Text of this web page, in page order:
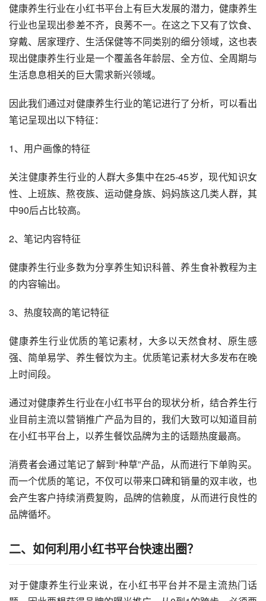
健康养生行业在小红书平台上有巨大发展的潜力，健康养生
行业也呈现出参差不齐，良莠不一。在这之下又有了饮食、
穿戴、居家理疗、生活保健等不同类别的细分领域，这也表
现出健康养生行业是一个覆盖各年龄层、全方位、全周期与
生活息息相关的巨大需求新兴领域。
因此我们通过对健康养生行业的笔记进行了分析，可以看出
笔记呈现出以下特征：
1、用户画像的特征
关注健康养生行业的人群大多集中在25-45岁，现代知识女
性、上班族、熬夜族、运动健身族、妈妈族这几类人群，其
中90后占比较高。
2、笔记内容特征
健康养生行业多数为分享养生知识科普、养生食补教程为主
的内容输出。
3、热度较高的笔记特征
健康养生行业优质的笔记素材，大多以天然食材、原生感
强、简单易学、养生餐饮为主。优质笔记素材大多发布在晚
上时间段。
通过对健康养生行业在小红书平台的现状分析，结合养生行
业目前主流以营销推广产品为目的，我们大致可以知道目前
在小红书平台上，以养生餐饮品牌为主的话题热度最高。
消费者会通过笔记了解到“种草”产品，从而进行下单购买。
而一个优质的笔记，不仅可以带来口碑和销量的双丰收，也
会产生客户持续消费复购，品牌的信赖度，从而进行良性的
品牌循坏。
二、如何利用小红书平台快速出圈？
对于健康养生行业来说，在小红书平台并不是主流热门话